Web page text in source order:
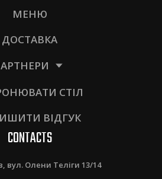
МЕНЮ
ДОСТАВКА
СТІЛ
ВІДГУК
CONTACTS
вул. Олени Теліги 13/14